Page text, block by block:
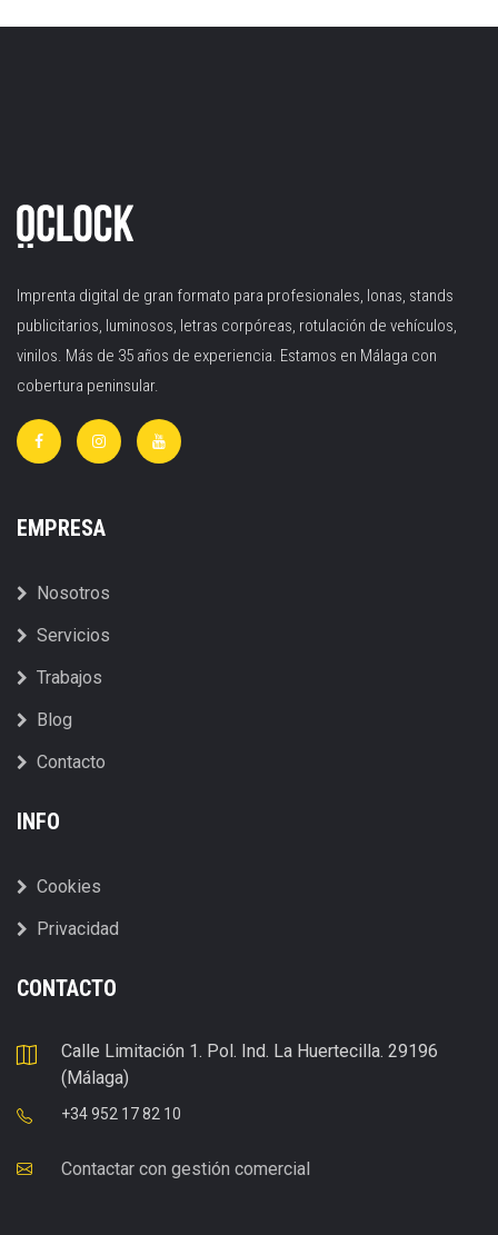
Imprenta digital de gran formato para profesionales, lonas, stands
publicitarios, luminosos, letras corpóreas, rotulación de vehículos,
vinilos. Más de 35 años de experiencia. Estamos en Málaga con
cobertura peninsular.
EMPRESA
Nosotros
Servicios
Trabajos
Blog
Contacto
INFO
Cookies
Privacidad
CONTACTO
Calle Limitación 1. Pol. Ind. La Huertecilla. 29196
(Málaga)
+34 952 17 82 10
Contactar con gestión comercial